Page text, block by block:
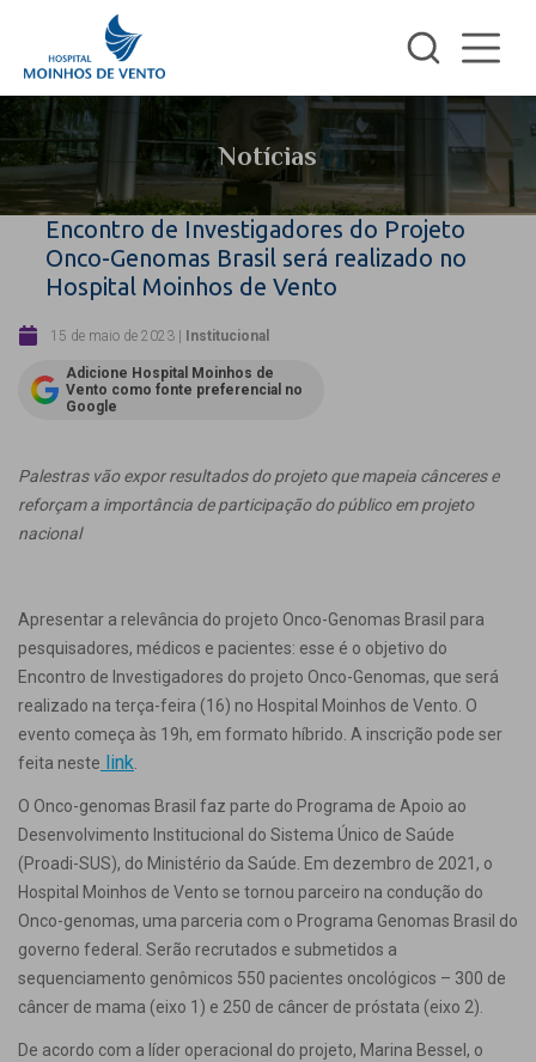
Notícias
Encontro de Investigadores do Projeto
Onco-Genomas Brasil será realizado no
Hospital Moinhos de Vento
15 de maio de 2023 | Institucional
Adicione Hospital Moinhos de
Vento como fonte preferencial no
Google
Palestras vão expor resultados do projeto que mapeia cânceres e
reforçam a importância de participação do público em projeto
nacional
Apresentar a relevância do projeto Onco-Genomas Brasil para
pesquisadores, médicos e pacientes: esse é o objetivo do
Encontro de Investigadores do projeto Onco-Genomas, que será
realizado na terça-feira (16) no Hospital Moinhos de Vento. O
evento começa às 19h, em formato híbrido. A inscrição pode ser
feita neste link
O Onco-genomas Brasil faz parte do Programa de Apoio ao
Desenvolvimento Institucional do Sistema Único de Saúde
(Proadi-SUS), do Ministério da Saúde. Em dezembro de 2021, o
Hospital Moinhos de Vento se tornou parceiro na condução do
Onco-genomas, uma parceria com o Programa Genomas Brasil do
governo federal. Serão recrutados e submetidos a
sequenciamento genômicos 550 pacientes oncológicos – 300 de
câncer de mama (eixo 1) e 250 de câncer de próstata (eixo 2).
De acordo com a líder operacional do projeto, Marina Bessel, o